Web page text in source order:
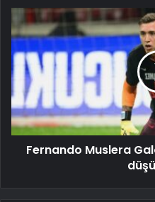
Fernando Muslera